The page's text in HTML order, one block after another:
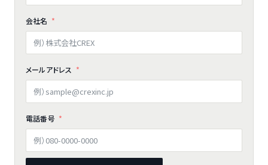
会社名
メールアドレス
電話番号